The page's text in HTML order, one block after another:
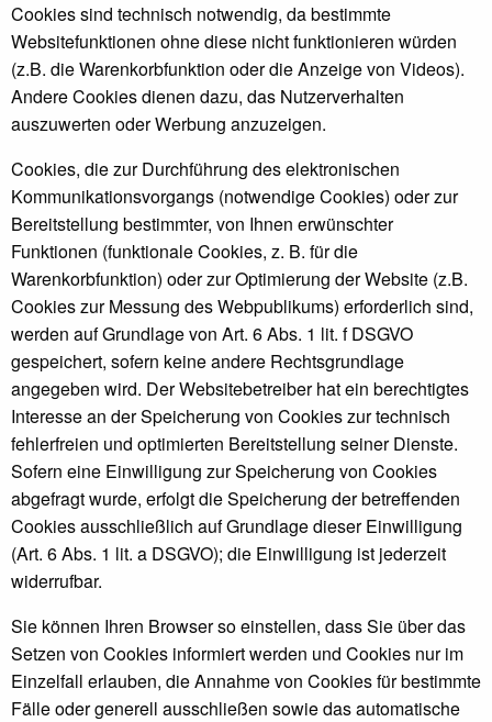
Cookies sind technisch notwendig, da bestimmte
Websitefunktionen ohne diese nicht funktionieren würden
(z.B. die Warenkorbfunktion oder die Anzeige von Videos).
Andere Cookies dienen dazu, das Nutzerverhalten
auszuwerten oder Werbung anzuzeigen.
Cookies, die zur Durchführung des elektronischen
Kommunikationsvorgangs (notwendige Cookies) oder zur
Bereitstellung bestimmter, von Ihnen erwünschter
Funktionen (funktionale Cookies, z. B. für die
Warenkorbfunktion) oder zur Optimierung der Website (z.B.
Cookies zur Messung des Webpublikums) erforderlich sind,
werden auf Grundlage von Art. 6 Abs. 1 lit. f DSGVO
gespeichert, sofern keine andere Rechtsgrundlage
angegeben wird. Der Websitebetreiber hat ein berechtigtes
Interesse an der Speicherung von Cookies zur technisch
fehlerfreien und optimierten Bereitstellung seiner Dienste.
Sofern eine Einwilligung zur Speicherung von Cookies
abgefragt wurde, erfolgt die Speicherung der betreffenden
Cookies ausschließlich auf Grundlage dieser Einwilligung
(Art. 6 Abs. 1 lit. a DSGVO); die Einwilligung ist jederzeit
widerrufbar.
Sie können Ihren Browser so einstellen, dass Sie über das
Setzen von Cookies informiert werden und Cookies nur im
Einzelfall erlauben, die Annahme von Cookies für bestimmte
Fälle oder generell ausschließen sowie das automatische